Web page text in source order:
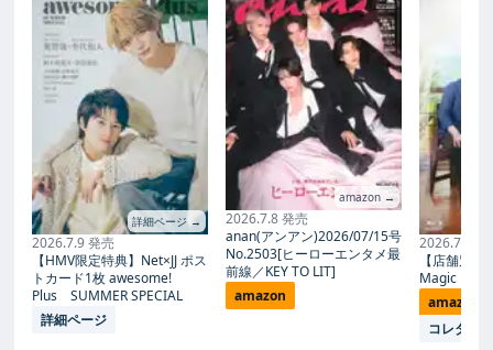
詳細ページ →
2026.7.9 発売
【HMV限定特典】Net×JJ ポス
トカード1枚 awesome!
Plus SUMMER SPECIAL
詳細ページ
amazon →
2026.7.8 発売
anan(アンアン)2026/07/15号
No.2503[ヒーローエンタメ最
前線／KEY TO LIT]
amazon
2026.7.27
【店舗別
Magic
amazon
コレタメ